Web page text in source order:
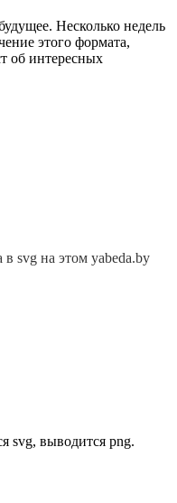
Несколько недель
этого формата,
об интересных
в svg на этом yabeda.by
svg, выводится png.